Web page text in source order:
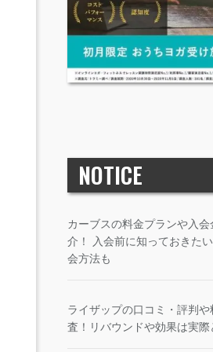
NOTICE
カーブスの料金プランや入会
介！ 入会前に知っておきた
会方法も
ライザップの口コミ・評判や
査！リバウンドや効果は実際